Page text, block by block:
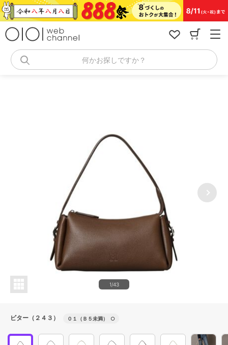
コ
ン
何かお探しですか？
1/43
ビター（２４３） ０１（Ｂ５未満） ○